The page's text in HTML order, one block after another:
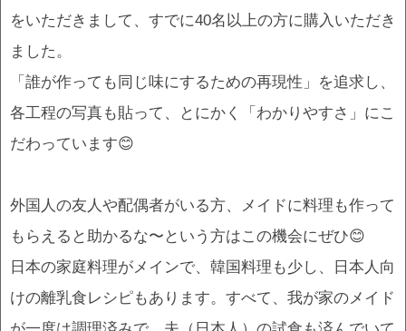
をいただきまして、すでに40名以上の方に購入いただき
ました。
「誰が作っても同じ味にするための再現性」を追求し、
各工程の写真も貼って、とにかく「わかりやすさ」にこ
だわっています😊
外国人の友人や配偶者がいる方、メイドに料理も作って
もらえると助かるな〜という方はこの機会にぜひ😊
日本の家庭料理がメインで、韓国料理も少し、日本人向
けの離乳食レシピもあります。すべて、我が家のメイド